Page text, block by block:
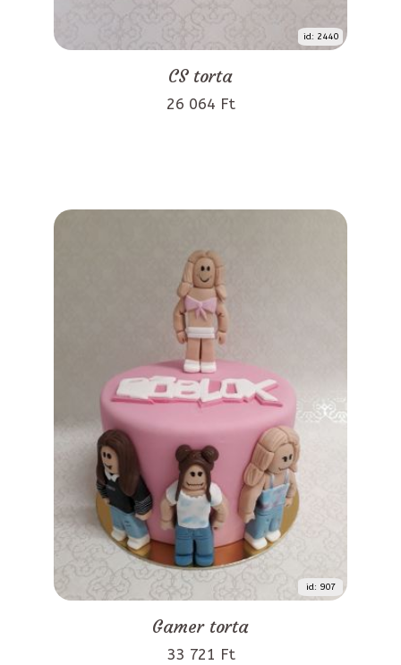
id: 2440
CS torta
26 064 Ft
id: 907
Gamer torta
33 721 Ft